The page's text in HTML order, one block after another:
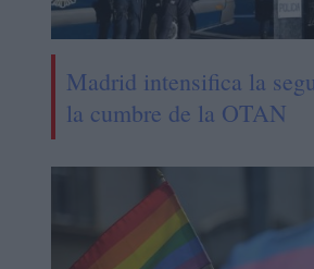
Madrid intensifica la
la cumbre de la OTAN